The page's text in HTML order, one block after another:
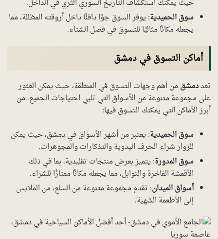
حيث يمكنك استكشاف التاريخ السوري الثري في الداخل.
سوق الحميدية: يوفر السوق جوًا دافئًا داخل أروقته المظللة، مما
يجعله مكانًا مثاليًا للتسوق في فصل الشتاء.
أماكن التسوق في دمشق
تعددمشقمن أهم وجهات التسوق في المنطقة، حيث يمكن العثور
على مجموعة متنوعة من الأسواق التي تلبي احتياجات الجميع. من
أبرز الأماكن التي يمكنك التسوق فيها:
سوق الحميدية: يعتبر من أشهر الأسواق في دمشق، حيث يمكن
للزوار شراء الحرف اليدوية والتذكارات والمجوهرات.
سوق المدورة: يتميز بعرض منتجات تقليدية، بما في ذلك
الأقمشة الفاخرة والتوابل، مما يجعله مكانًا ممتازًا للشراء.
أسواق الميدان: تقدم مجموعة متنوعة من السلع، من الملابس
إلى الأطعمة الشهية.